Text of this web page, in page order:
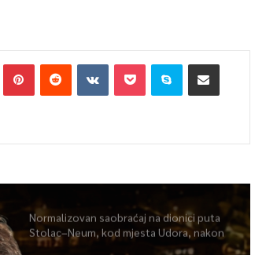
Normalizovan saobraćaj na dionici puta
Stolac–Neum, kod mjesta Udora, nakon
nezgode